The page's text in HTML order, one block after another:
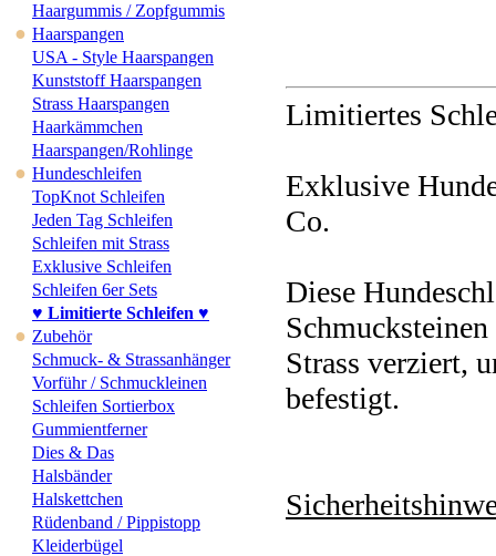
Haargummis / Zopfgummis
● Haarspangen
USA - Style Haarspangen
Kunststoff Haarspangen
Strass Haarspangen
Haarkämmchen
Haarspangen/Rohlinge
● Hundeschleifen
TopKnot Schleifen
Jeden Tag Schleifen
Schleifen mit Strass
Exklusive Schleifen
Schleifen 6er Sets
♥ Limitierte Schleifen ♥
● Zubehör
Schmuck- & Strassanhänger
Vorführ / Schmuckleinen
Schleifen Sortierbox
Gummientferner
Dies & Das
Halsbänder
Halskettchen
Rüdenband / Pippistopp
Kleiderbügel
Limitiertes
Exklusive
Co.
Diese
Schmucksteinen
Strass verziert,
befestigt.